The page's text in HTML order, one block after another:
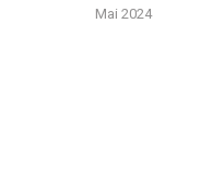
Mai 2024